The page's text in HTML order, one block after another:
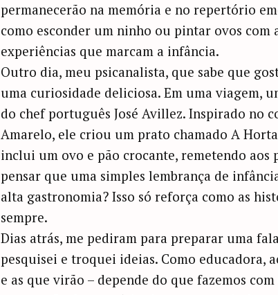
permanecerão na memória e no repertório
como esconder um ninho ou pintar ovos com
experiências que marcam a infância.
Outro dia, meu psicanalista, que sabe que
uma curiosidade deliciosa. Em uma viagem,
do chef português José Avillez. Inspirado no
Amarelo, ele criou um prato chamado A
inclui um ovo e pão crocante, remetendo aos
pensar que uma simples lembrança de
alta gastronomia? Isso só reforça como as
sempre.
Dias atrás, me pediram para preparar uma
pesquisei e troquei ideias. Como educadora,
e as que virão – depende do que fazemos